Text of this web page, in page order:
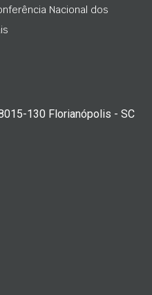
Nacional dos
130 Florianópolis - SC